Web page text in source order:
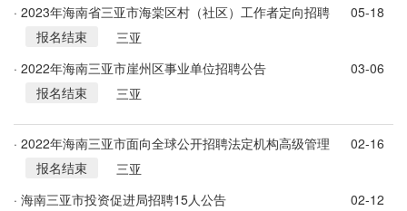
· 2023年海南省三亚市海棠区村（社区）工作者定向招聘
150人公告
05-18
报名结束
三亚
· 2022年海南三亚市崖州区事业单位招聘公告
03-06
报名结束
三亚
· 2022年海南三亚市面向全球公开招聘法定机构高级管理
人员公告
02-16
报名结束
三亚
· 海南三亚市投资促进局招聘15人公告
02-12